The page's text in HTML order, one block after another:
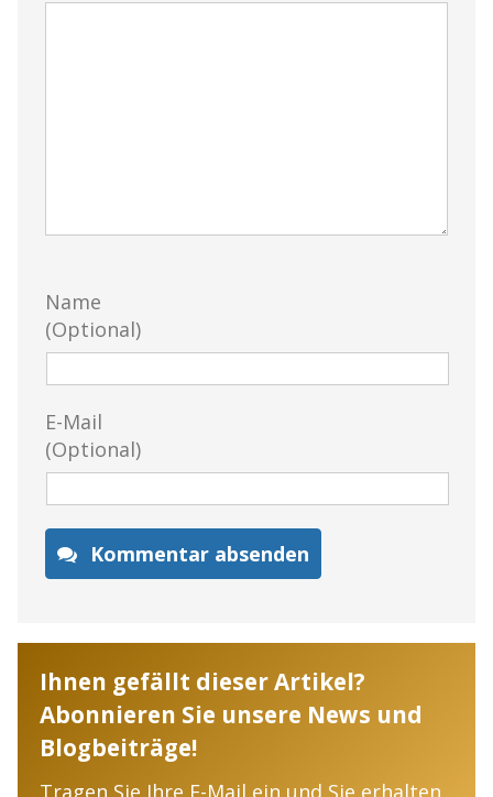
Name
(Optional)
E-Mail
(Optional)
Kommentar absenden
Ihnen gefällt dieser Artikel?
Abonnieren Sie unsere News und
Blogbeiträge!
Tragen Sie Ihre E-Mail ein und Sie erhalten